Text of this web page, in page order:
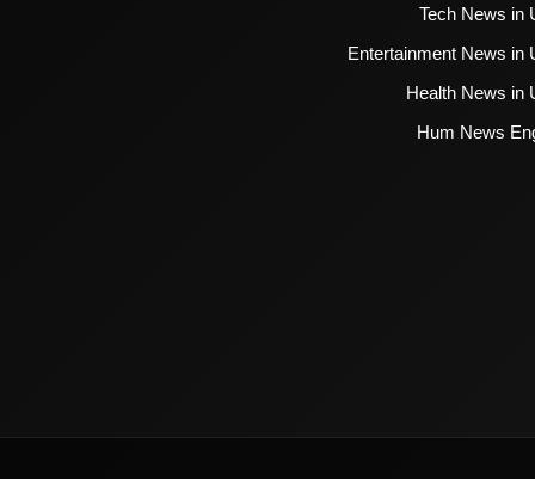
Tech News in
Entertainment News in
Health News in
Hum News